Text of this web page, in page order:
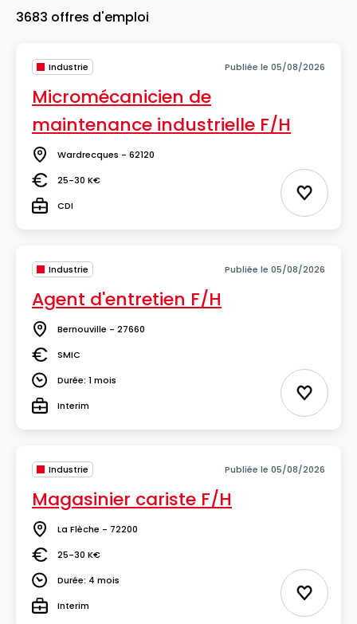
3683 offres d'emploi
Industrie Publiée le 05/08/2026
Micromécanicien de
maintenance industrielle F/H
Lieu Wardrecques - 62120
Salaire25-30 K€
TypeCDI Ajouter
Industrie Publiée le 05/08/2026
Agent d'entretien F/H
Lieu Bernouville - 27660
Salaire
SMIC
DuréeDurée: 1 mois
TypeInterim Ajouter
Industrie Publiée le 05/08/2026
Magasinier cariste F/H
Lieu La Flèche - 72200
Salaire25-30 K€
DuréeDurée: 4 mois
TypeInterim Ajouter